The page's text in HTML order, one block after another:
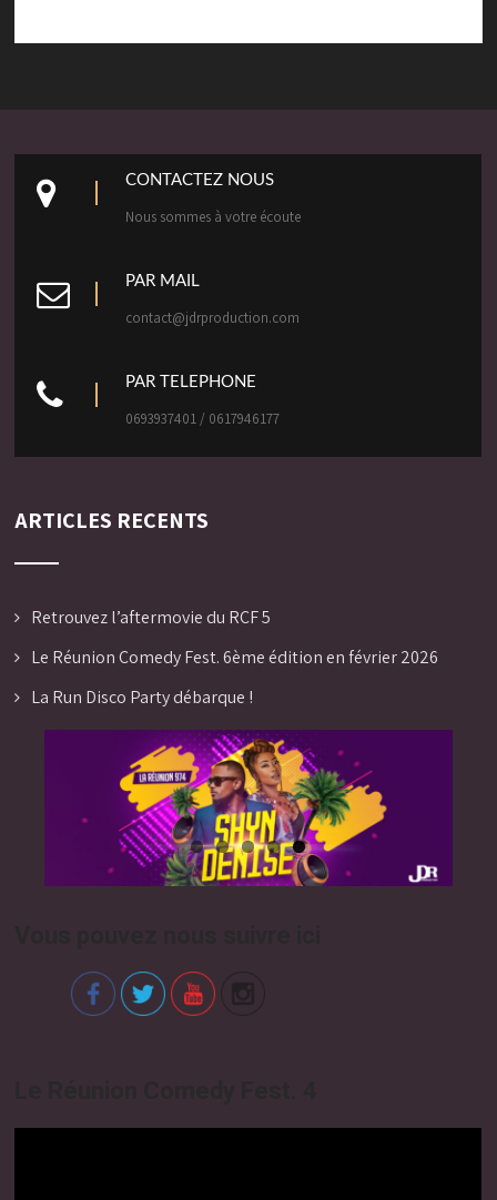
CONTACTEZ NOUS
Nous sommes à votre écoute
PAR MAIL
contact@jdrproduction.com
PAR TELEPHONE
0693937401 / 0617946177
ARTICLES RECENTS
Retrouvez l’aftermovie du RCF 5
Le Réunion Comedy Fest. 6ème édition en février 2026
La Run Disco Party débarque !